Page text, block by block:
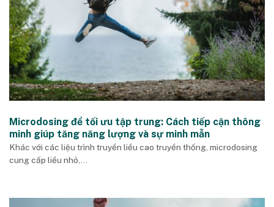
Microdosing để tối ưu tập trung: Cách tiếp cận thông
minh giúp tăng năng lượng và sự minh mẫn
Khác với các liệu trình truyền liều cao truyền thống, microdosing
cung cấp liều nhỏ,...